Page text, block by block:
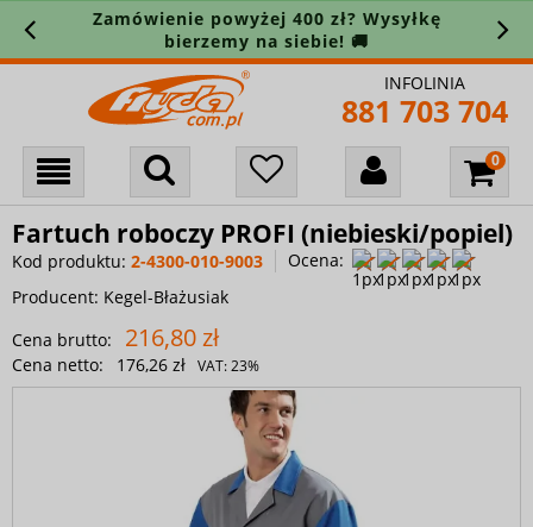
Zamówienie powyżej 400 zł? Wysyłkę
bierzemy na siebie! 🚚
INFOLINIA
881 703 704
Fartuch roboczy PROFI (niebieski/popiel)
Kod produktu: 2-4300-010-9003
Ocena:
Producent: Kegel-Błażusiak
Cena brutto:
216,80 zł
Cena netto: 176,26 zł VAT:23%